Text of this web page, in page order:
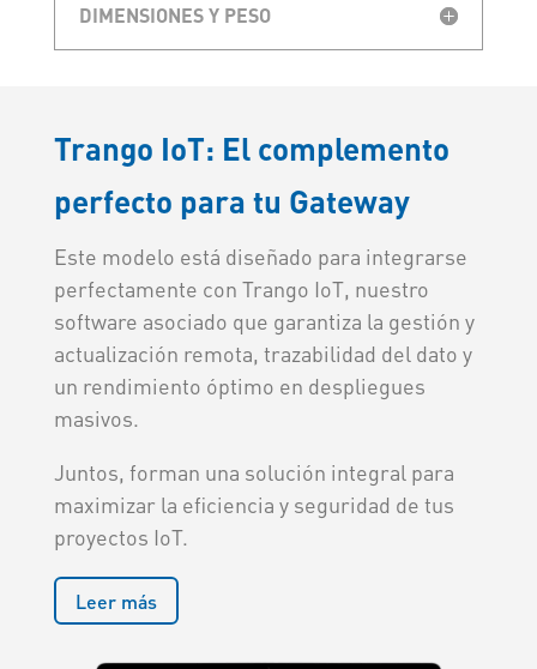
DIMENSIONES Y PESO
Trango IoT: El complemento
perfecto para tu Gateway
Este modelo está diseñado para integrarse
perfectamente con Trango IoT, nuestro
software asociado que garantiza la gestión y
actualización remota, trazabilidad del dato y
un rendimiento óptimo en despliegues
masivos.
Juntos, forman una solución integral para
maximizar la eficiencia y seguridad de tus
proyectos IoT.
Leer más